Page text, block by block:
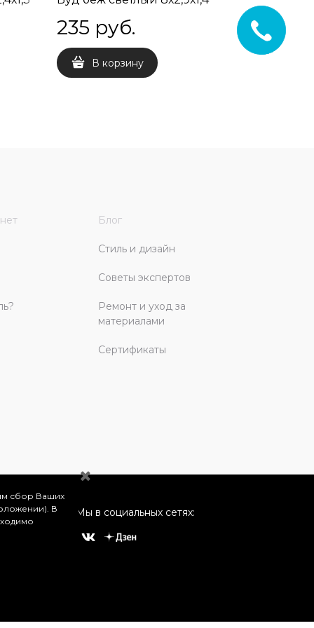
235 руб.
В корзину
235
Блог
Стиль и дизайн
Советы экспертов
Ремонт и уход за
материалами
Сертификаты
Мы в социальных сетях:
сбор Ваших
В